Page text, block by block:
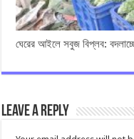
ঘেরের আইলে সবুজ বিপ্লব:
Leave a Reply